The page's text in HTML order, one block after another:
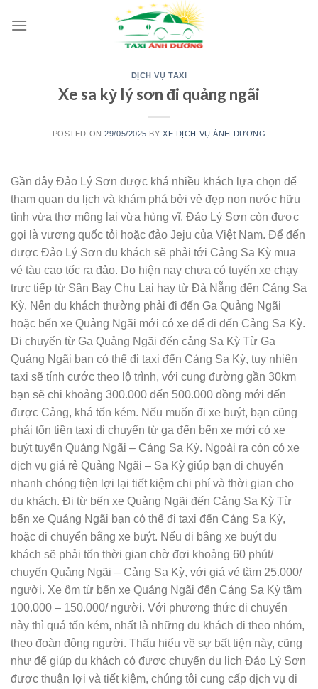
DỊCH VỤ TAXI
Xe sa kỳ lý sơn đi quảng ngãi
POSTED ON29/05/2025 BYXE DỊCH VỤ ÁNH DƯƠNG
Gần đây Đảo Lý Sơn được khá nhiều khách lựa chọn để
tham quan du lịch và khám phá bởi vẻ đẹp non nước hữu
tình vừa thơ mộng lại vừa hùng vĩ. Đảo Lý Sơn còn được
gọi là vương quốc tỏi hoặc đảo Jeju của Việt Nam. Để đến
được Đảo Lý Sơn du khách sẽ phải tới Cảng Sa Kỳ mua
vé tàu cao tốc ra đảo. Do hiện nay chưa có tuyến xe chạy
trực tiếp từ Sân Bay Chu Lai hay từ Đà Nẵng đến Cảng Sa
Kỳ. Nên du khách thường phải đi đến Ga Quảng Ngãi
hoặc bến xe Quảng Ngãi mới có xe để đi đến Cảng Sa Kỳ.
Di chuyển từ Ga Quảng Ngãi đến cảng Sa Kỳ Từ Ga
Quảng Ngãi bạn có thể đi taxi đến Cảng Sa Kỳ, tuy nhiên
taxi sẽ tính cước theo lộ trình, với cung đường gần 30km
bạn sẽ chi khoảng 300.000 đến 500.000 đồng mới đến
được Cảng, khá tốn kém. Nếu muốn đi xe buýt, bạn cũng
phải tốn tiền taxi di chuyển từ ga đến bến xe mới có xe
buýt tuyến Quảng Ngãi – Cảng Sa Kỳ. Ngoài ra còn có xe
dịch vụ giá rẻ Quảng Ngãi – Sa Kỳ giúp bạn di chuyển
nhanh chóng tiện lợi lại tiết kiệm chi phí và thời gian cho
du khách. Đi từ bến xe Quảng Ngãi đến Cảng Sa Kỳ Từ
bến xe Quảng Ngãi bạn có thể đi taxi đến Cảng Sa Kỳ,
hoặc di chuyển bằng xe buýt. Nếu đi bằng xe buýt du
khách sẽ phải tốn thời gian chờ đợi khoảng 60 phút/
chuyến Quảng Ngãi – Cảng Sa Kỳ, với giá vé tầm 25.000/
người. Xe ôm từ bến xe Quảng Ngãi đến Cảng Sa Kỳ tầm
100.000 – 150.000/ người. Với phương thức di chuyển
này thì quá tốn kém, nhất là những du khách đi theo nhóm,
theo đoàn đông người. Thấu hiểu về sự bất tiện này, cũng
như để giúp du khách có được chuyến du lịch Đảo Lý Sơn
được thuận lợi và tiết kiệm, chúng tôi cung cấp dịch vụ di